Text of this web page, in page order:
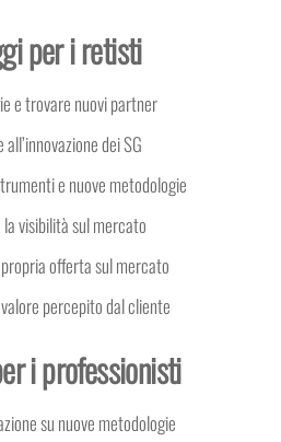
per i retisti
e trovare nuovi partner
dei SG
e nuove metodologie
visibilità sul mercato
offerta sul mercato
percepito dal cliente
i professionisti
su nuove metodologie